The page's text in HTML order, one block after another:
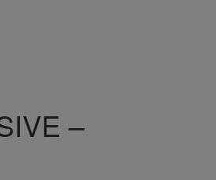
–